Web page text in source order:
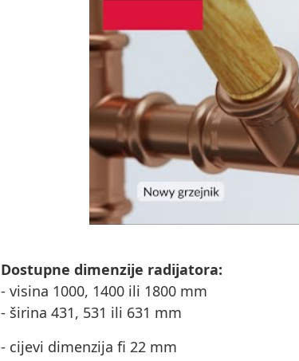
Dostupne dimenzije radijatora:
- visina 1000, 1400 ili 1800 mm
- širina 431, 531 ili 631 mm
- cijevi dimenzija fi 22 mm